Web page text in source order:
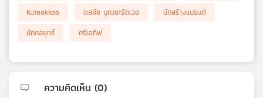
Kuinokkob
ดลชัย บุณยะรัตเวช
นักสร้างแบรนด์
นักกลยุทธ์
ครีเอทีฟ
ความคิดเห็น (0)